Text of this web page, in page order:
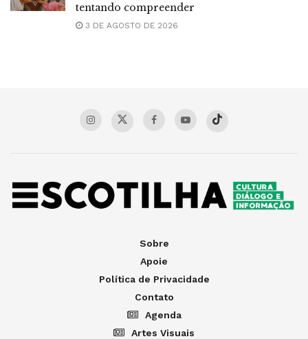
tentando compreender
3 DE AGOSTO DE 2026
Sobre
Apoie
Política de Privacidade
Contato
Agenda
Artes Visuais